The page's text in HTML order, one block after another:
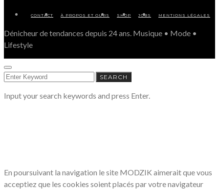
CONTACT À PROPOS ET OURS SHOP JOBS MENTIONS LÉGALES
Dénicheur de tendances depuis 24 ans. Musique • Mode •
Lifestyle
SEARCH
FOR:
SEARCH
Input your search keywords and press Enter.
En poursuivant la navigation le site MODZIK aimerait que vous
acceptiez que les cookies soient placés par votre navigateur